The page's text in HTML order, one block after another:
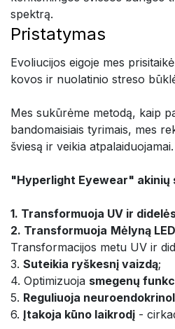
spektrą.
Pristatymas
Evoliucijos eigoje mes
kovos ir nuolatinio streso
Mes sukūrėme metodą, kaip
bandomaisiais tyrimais, mes
šviesą ir veikia atpalaiduojamai.
"Hyperlight Eyewear" akinių
1. Transformuoja UV ir
2. Transformuoja Mėlyną
Transformacijos metu UV ir
3. Suteikia ryškesnį vaizdą;
4. Optimizuoja smegenų
5. Reguliuoja
6. Įtakoja kūno laikrodį -